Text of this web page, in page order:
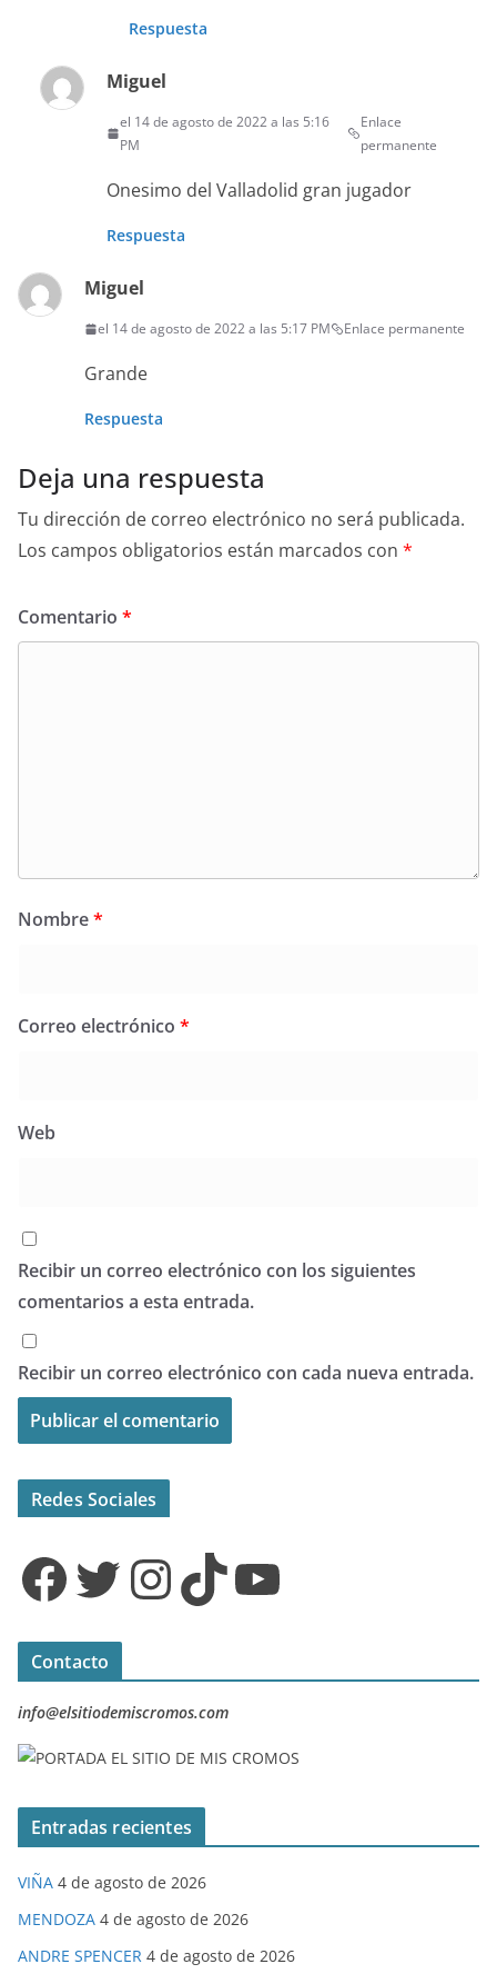
Respuesta
Miguel
el 14 de agosto de 2022 a las 5:16
PM
Enlace
permanente
Onesimo del Valladolid gran jugador
Respuesta
Miguel
el 14 de agosto de 2022 a las 5:17 PM Enlace permanente
Grande
Respuesta
Deja una respuesta
Tu dirección de correo electrónico no será publicada.
Los campos obligatorios están marcados con *
Comentario *
Nombre*
Correo electrónico *
Web
Recibir un correo electrónico con los siguientes
comentarios a esta entrada.
Recibir un correo electrónico con cada nueva entrada.
Redes Sociales
Facebook Twitter InstagramTikTok YouTube
Contacto
info@elsitiodemiscromos.com
Entradas recientes
VIÑA 4 de agosto de 2026
MENDOZA 4 de agosto de 2026
ANDRE SPENCER 4 de agosto de 2026